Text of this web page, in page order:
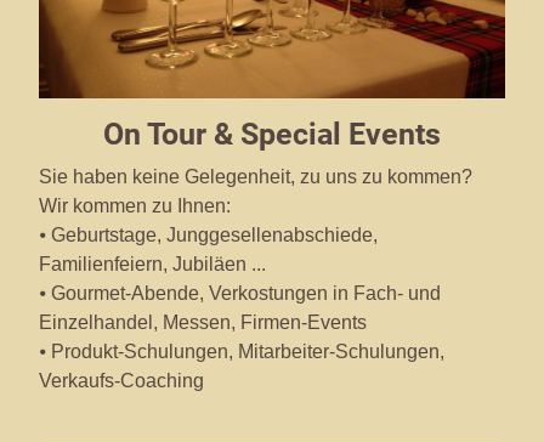
On Tour & Special Events
Sie haben keine Gelegenheit, zu uns zu kommen?
Wir kommen zu Ihnen:
⦁ Geburtstage, Junggesellenabschiede,
Familienfeiern, Jubiläen ...
⦁ Gourmet-Abende, Verkostungen in Fach- und
Einzelhandel, Messen, Firmen-Events
⦁ Produkt-Schulungen, Mitarbeiter-Schulungen,
Verkaufs-Coaching